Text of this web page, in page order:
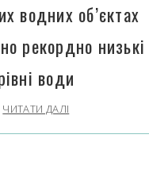
водних об’єктах
рекордно низькі
води
ЧИТАТИ ДАЛІ